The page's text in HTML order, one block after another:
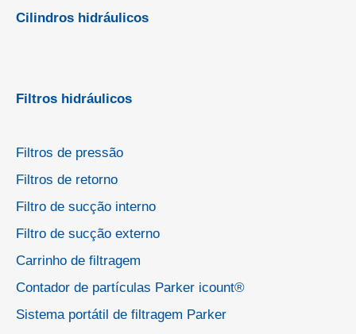
Cilindros hidráulicos
Filtros hidráulicos
Filtros de pressão
Filtros de retorno
Filtro de sucção interno
Filtro de sucção externo
Carrinho de filtragem
Contador de partículas Parker icount®
Sistema portátil de filtragem Parker